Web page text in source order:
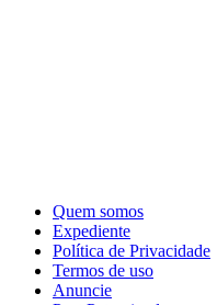
Quem somos
Expediente
Política de Privacidade
Termos de uso
Anuncie